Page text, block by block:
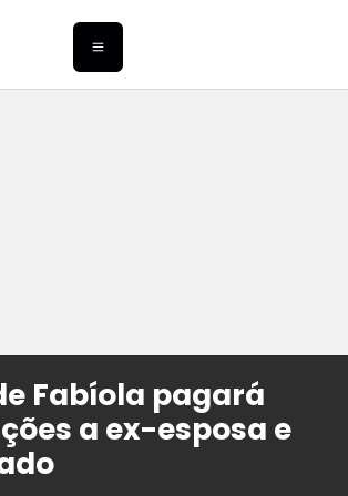
Fabíola pagará
a ex-esposa e